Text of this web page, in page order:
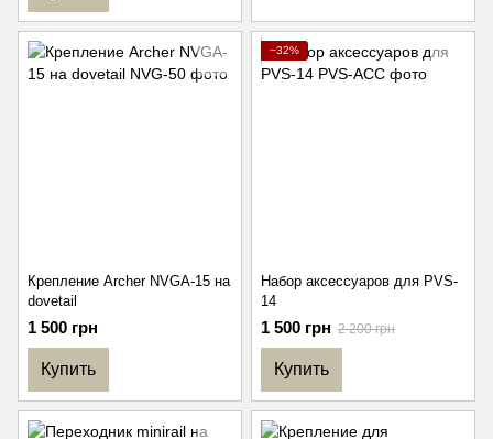
Крепление Archer NVGA-15 на
dovetail
1 500 грн
Купить
−32%
Набор аксессуаров для PVS-
14
1 500 грн 2 200 грн
Купить